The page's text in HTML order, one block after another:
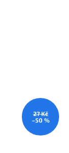
27 Kč
–50 %